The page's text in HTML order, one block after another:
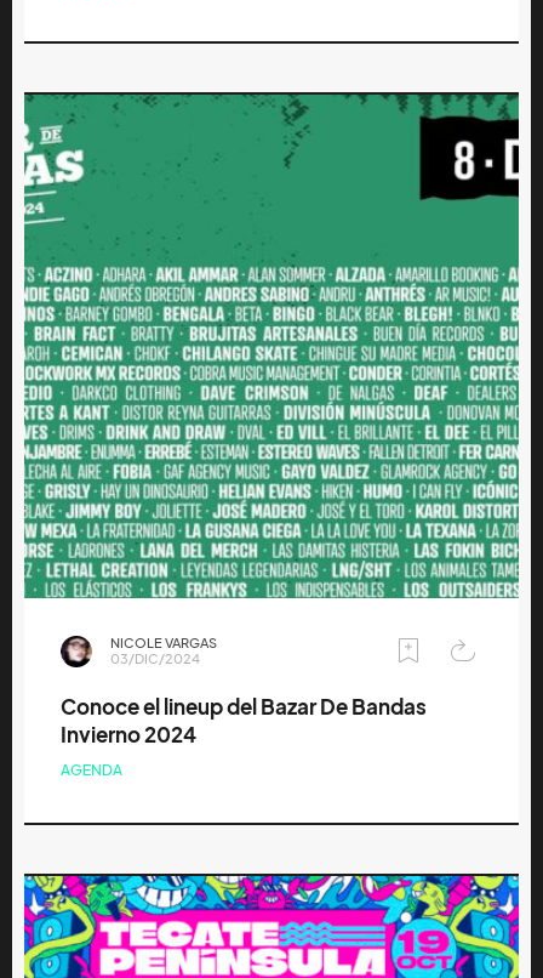
NICOLE VARGAS
03/DIC/2024
Conoce el lineup del Bazar De Bandas
Invierno 2024
AGENDA